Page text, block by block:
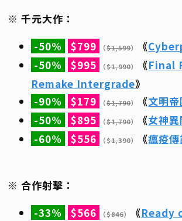
※ 千元大作：
-50%
$799 （$1,599） 《
-50%
$995 （$1,990） 《Final
Remake Intergrade》
-90%
$179 （$1,790） 《文明
-50%
$895 （$1,790） 《女神
-60%
$556 （$1,390） 《瘟疫
※ 合作射擊：
-33%
$566 （$846） 《Ready